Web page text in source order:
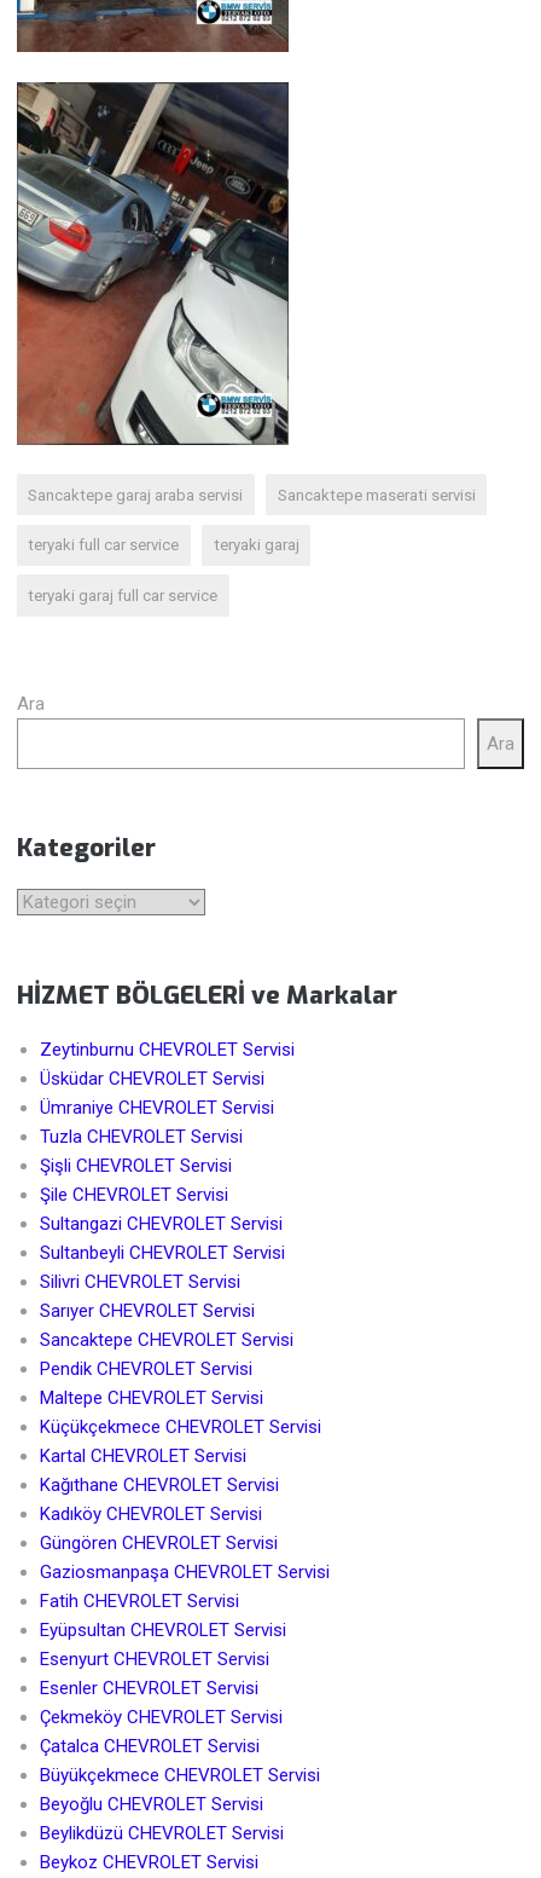
Sancaktepe garaj araba servisi Sancaktepe maserati servisi
teryaki full car service teryaki garaj
teryaki garaj full car service
Ara
Ara
Kategoriler
Kategoriler
HİZMET BÖLGELERİ ve Markalar
Zeytinburnu CHEVROLET Servisi
Üsküdar CHEVROLET Servisi
Ümraniye CHEVROLET Servisi
Tuzla CHEVROLET Servisi
Şişli CHEVROLET Servisi
Şile CHEVROLET Servisi
Sultangazi CHEVROLET Servisi
Sultanbeyli CHEVROLET Servisi
Silivri CHEVROLET Servisi
Sarıyer CHEVROLET Servisi
Sancaktepe CHEVROLET Servisi
Pendik CHEVROLET Servisi
Maltepe CHEVROLET Servisi
Küçükçekmece CHEVROLET Servisi
Kartal CHEVROLET Servisi
Kağıthane CHEVROLET Servisi
Kadıköy CHEVROLET Servisi
Güngören CHEVROLET Servisi
Gaziosmanpaşa CHEVROLET Servisi
Fatih CHEVROLET Servisi
Eyüpsultan CHEVROLET Servisi
Esenyurt CHEVROLET Servisi
Esenler CHEVROLET Servisi
Çekmeköy CHEVROLET Servisi
Çatalca CHEVROLET Servisi
Büyükçekmece CHEVROLET Servisi
Beyoğlu CHEVROLET Servisi
Beylikdüzü CHEVROLET Servisi
Beykoz CHEVROLET Servisi